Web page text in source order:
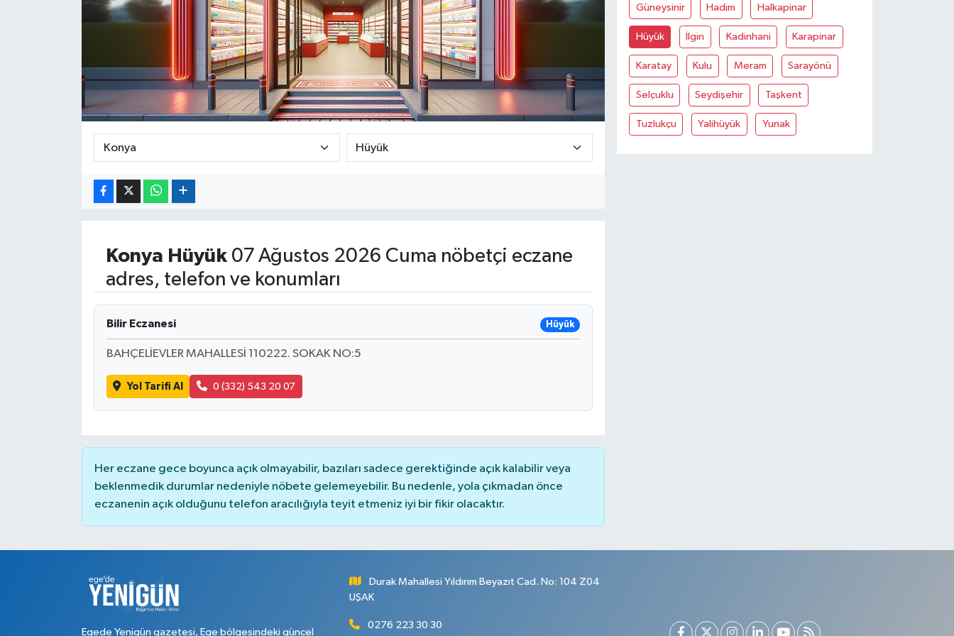
Konya Hüyük07 Ağustos 2026 Cuma nöbetçi eczane
adres, telefon ve konumları
Bilir Eczanesi Hüyük
BAHÇELİEVLER MAHALLESİ 110222. SOKAK NO:5
Yol Tarifi Al 0 (332) 543 20 07
Her eczane gece boyunca açık olmayabilir, bazıları sadece gerektiğinde açık kalabilir veya
beklenmedik durumlar nedeniyle nöbete gelemeyebilir. Bu nedenle, yola çıkmadan önce
eczanenin açık olduğunu telefon aracılığıyla teyit etmeniz iyi bir fikir olacaktır.
Güneysinir Hadim Halkapinar
Hüyük İlgin Kadinhani Karapinar
Karatay Kulu Meram Sarayönü
Selçuklu Seydişehir Taşkent
Tuzlukçu Yalihüyük Yunak
Egede Yenigün gazetesi, Ege bölgesindeki güncel
Durak Mahallesi Yıldırım Beyazıt Cad. No: 104 Z04
UŞAK
0276 223 30 30